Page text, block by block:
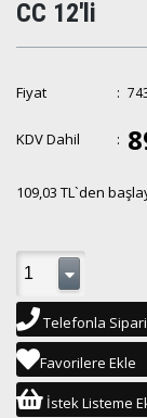
CC 12'li
Fiyat :
KDV Dahil :
109,03 TL`den
Telefonla
Favorilere Ekle
İstek Listeme